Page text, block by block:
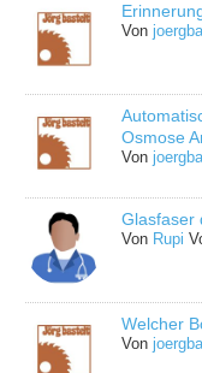
Von
Osmose
Von
Glasfaser
Von Rupi
Welcher
Von